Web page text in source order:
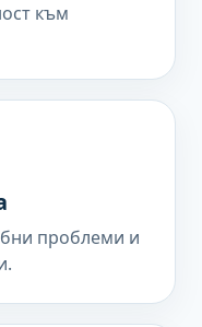
към
проблеми и